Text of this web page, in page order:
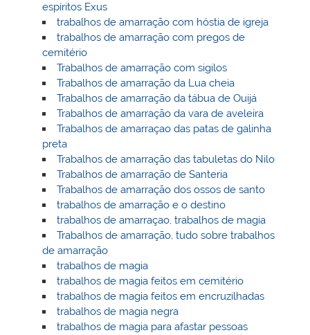
espíritos Exus
trabalhos de amarração com hóstia de igreja
trabalhos de amarração com pregos de
cemitério
Trabalhos de amarração com sigilos
Trabalhos de amarração da Lua cheia
Trabalhos de amarração da tábua de Ouijá
Trabalhos de amarração da vara de aveleira
Trabalhos de amarraçao das patas de galinha
preta
Trabalhos de amarração das tabuletas do Nilo
Trabalhos de amarração de Santeria
Trabalhos de amarração dos ossos de santo
trabalhos de amarração e o destino
trabalhos de amarraçao, trabalhos de magia
Trabalhos de amarração, tudo sobre trabalhos
de amarração
trabalhos de magia
trabalhos de magia feitos em cemitério
trabalhos de magia feitos em encruzilhadas
trabalhos de magia negra
trabalhos de magia para afastar pessoas